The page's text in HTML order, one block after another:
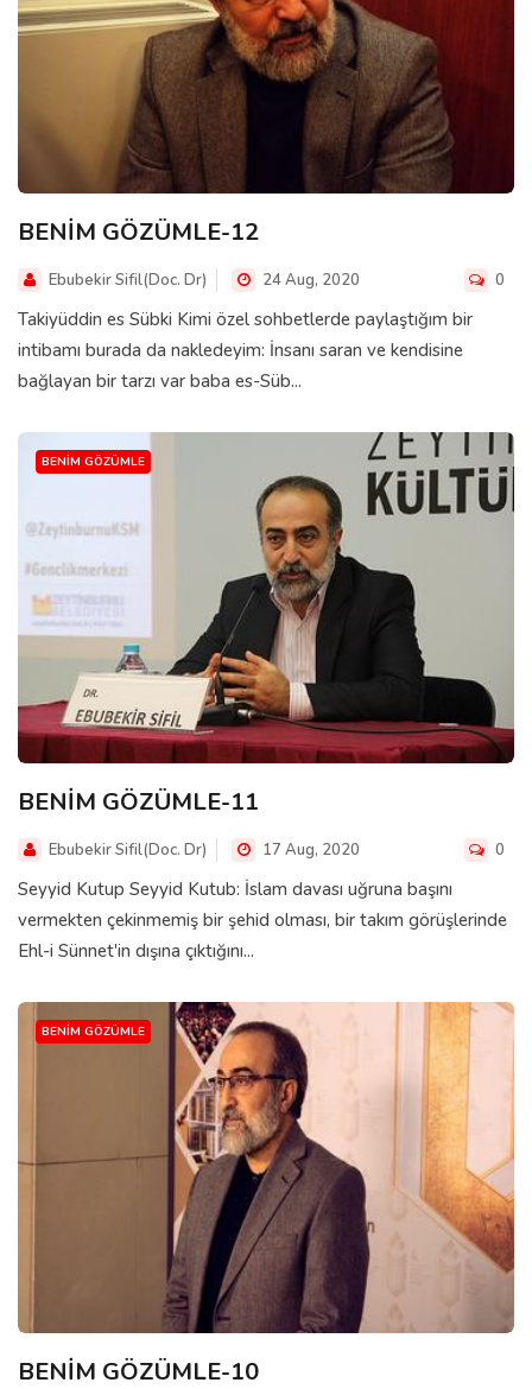
BENİM GÖZÜMLE-12
Ebubekir Sifil(Doc. Dr) 24 Aug, 2020 0
Takiyüddin es Sübki Kimi özel sohbetlerde paylaştığım bir
intibamı burada da nakledeyim: İnsanı saran ve kendisine
bağlayan bir tarzı var baba es-Süb...
BENIM GÖZÜMLE
BENİM GÖZÜMLE-11
Ebubekir Sifil(Doc. Dr) 17 Aug, 2020 0
Seyyid Kutup Seyyid Kutub: İslam davası uğruna başını
vermekten çekinmemiş bir şehid olması, bir takım görüşlerinde
Ehl-i Sünnet'in dışına çıktığını...
BENIM GÖZÜMLE
BENİM GÖZÜMLE-10